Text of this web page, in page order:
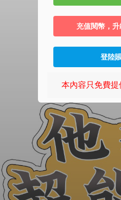
充值閱幣，
登陸
本內容只免費